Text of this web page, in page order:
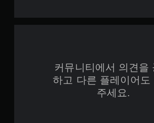
커뮤니티에서 의견을
하고 다른 플레이어도
주세요.